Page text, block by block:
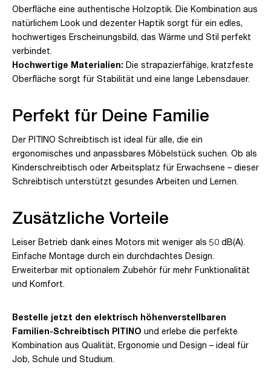
Oberfläche eine authentische Holzoptik. Die Kombination aus
natürlichem Look und dezenter Haptik sorgt für ein edles,
hochwertiges Erscheinungsbild, das Wärme und Stil perfekt
verbindet.
Hochwertige Materialien: Die strapazierfähige, kratzfeste
Oberfläche sorgt für Stabilität und eine lange Lebensdauer.
Perfekt für Deine Familie
Der PITINO Schreibtisch ist ideal für alle, die ein
ergonomisches und anpassbares Möbelstück suchen. Ob als
Kinderschreibtisch oder Arbeitsplatz für Erwachsene – dieser
Schreibtisch unterstützt gesundes Arbeiten und Lernen.
Zusätzliche Vorteile
Leiser Betrieb dank eines Motors mit weniger als 50 dB(A).
Einfache Montage durch ein durchdachtes Design.
Erweiterbar mit optionalem Zubehör für mehr Funktionalität
und Komfort.
Bestelle jetzt den elektrisch höhenverstellbaren
Familien-Schreibtisch PITINO und erlebe die perfekte
Kombination aus Qualität, Ergonomie und Design – ideal für
Job, Schule und Studium.